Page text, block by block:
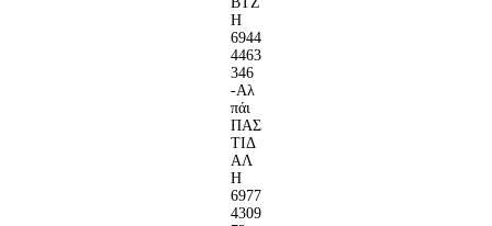
Η
6944
4463
346
-Αλ
πάι
ΠΑΣ
ΤΙΔ
ΑΛ
Η
6977
4309